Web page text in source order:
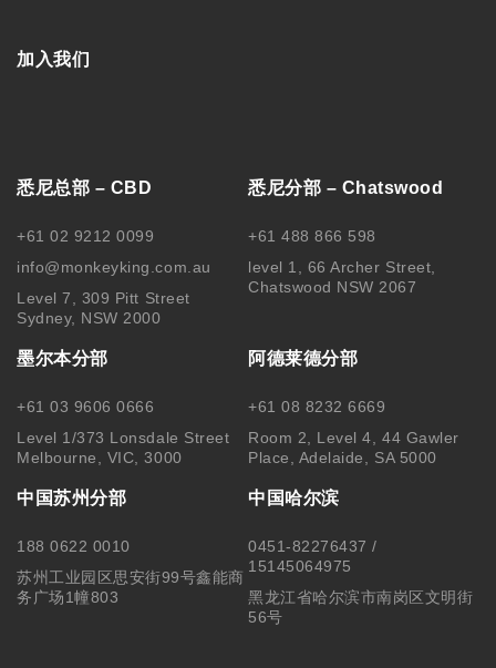
加入我们
悉尼总部 – CBD
+61 02 9212 0099
info@monkeyking.com.au
Level 7, 309 Pitt Street
Sydney, NSW 2000
悉尼分部 – Chatswood
+61 488 866 598
level 1, 66 Archer Street,
Chatswood NSW 2067
墨尔本分部
+61 03 9606 0666
Level 1/373 Lonsdale Street
Melbourne, VIC, 3000
阿德莱德分部
+61 08 8232 6669
Room 2, Level 4, 44 Gawler
Place, Adelaide, SA 5000
中国苏州分部
188 0622 0010
苏州工业园区思安街99号鑫能商
务广场1幢803
中国哈尔滨
0451-82276437 /
15145064975
黑龙江省哈尔滨市南岗区文明街
56号